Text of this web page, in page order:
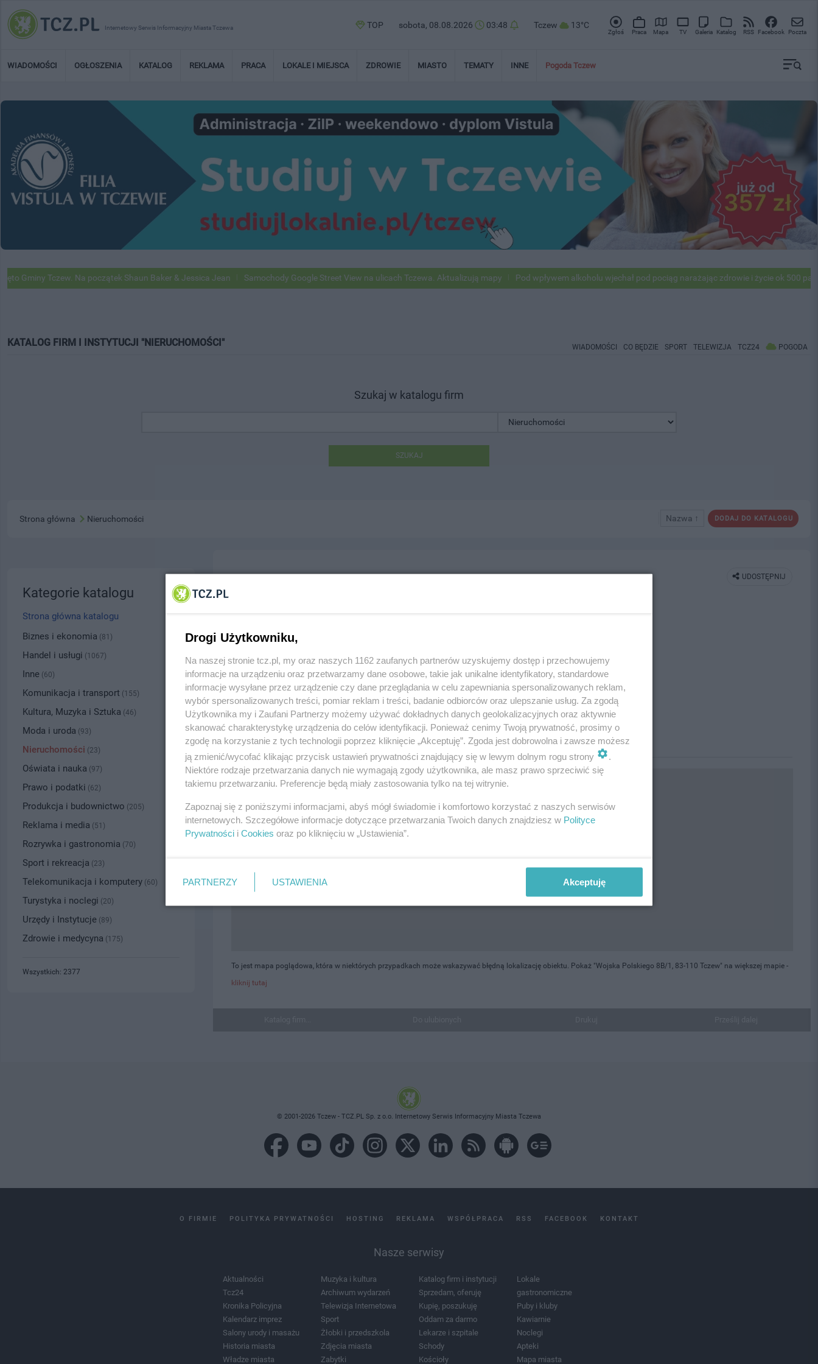
Internetowy Serwis Informacyjny Miasta Tczewa TOP sobota, 08.08.2026 03:48 Tczew 13°C
Zgłoś Praca Mapa TV Galeria Katalog RSS Facebook Poczta
WIADOMOŚCI OGŁOSZENIA KATALOG REKLAMA PRACA LOKALE I MIEJSCA ZDROWIE MIASTO TEMATY INNE Pogoda Tczew
Tczew. Na początek Shaun Baker & Jessica Jean Samochody Google Street View na ulicach Tczewa. Aktualizują mapy Pod wpływem alkoholu wjechał pod pociąg narażając zdrowie i życie ok 500
KATALOG FIRM I INSTYTUCJI "NIERUCHOMOŚCI" WIADOMOŚCI CO BĘDZIE SPORT TELEWIZJA TCZ24 POGODA
Szukaj w katalogu firm
SZUKAJ
DODAJ DO KATALOGU
Nazwa ↑
Strona główna Nieruchomości
UDOSTĘPNIJ
5320750
Kategoria: Nieruchomości
Numer wpisu 1108, wyświetleń: 1981
PRZYBLIŻONA LOKALIZACJA NA MAPIE
To jest mapa poglądowa, która w niektórych przypadkach może wskazywać błędną lokalizację obiektu. Pokaż "Wojska Polskiego 8B/1, 83-110 Tczew" na większej mapie -
kliknij tutaj
Kategorie katalogu
Strona główna katalogu
Biznes i ekonomia (81)
Handel i usługi (1067)
Inne (60)
Komunikacja i transport (155)
Kultura, Muzyka i Sztuka (46)
Moda i uroda (93)
Nieruchomości (23)
Oświata i nauka (97)
Prawo i podatki (62)
Produkcja i budownictwo (205)
Reklama i media (51)
Rozrywka i gastronomia (70)
Sport i rekreacja (23)
Telekomunikacja i komputery (60)
Turystyka i noclegi (20)
Urzędy i Instytucje (89)
Zdrowie i medycyna (175)
Wszystkich: 2377
© 2001-2026 Tczew - TCZ.PL Sp. z o.o. Internetowy Serwis Informacyjny Miasta Tczewa
O FIRMIE POLITYKA PRYWATNOŚCI HOSTING REKLAMA WSPÓŁPRACA RSS FACEBOOK KONTAKT
Nasze serwisy
Aktualności
Tcz24
Kronika Policyjna
Kalendarz imprez
Salony urody i masażu
Historia miasta
Władze miasta
Muzyka i kultura
Archiwum wydarzeń
Telewizja Internetowa
Sport
Żłobki i przedszkola
Zdjęcia miasta
Zabytki
Katalog firm i instytucji
Sprzedam, oferuję
Kupię, poszukuję
Oddam za darmo
Lekarze i szpitale
Schody
Kościoły
Lokale
gastronomiczne
Puby i kluby
Kawiarnie
Noclegi
Apteki
Mapa miasta
Drogi Użytkowniku,
Na naszej stronie tcz.pl, my oraz naszych 1162 zaufanych partnerów uzyskujemy dostęp i przechowujemy
informacje na urządzeniu oraz przetwarzamy dane osobowe, takie jak unikalne identyfikatory, standardowe
informacje wysyłane przez urządzenie czy dane przeglądania w celu zapewniania spersonalizowanych reklam,
wybór spersonalizowanych treści, pomiar reklam i treści, badanie odbiorców oraz ulepszanie usług. Za zgodą
Użytkownika my i Zaufani Partnerzy możemy używać dokładnych danych geolokalizacyjnych oraz aktywnie
skanować charakterystykę urządzenia do celów identyfikacji. Ponieważ cenimy Twoją prywatność, prosimy o
zgodę na korzystanie z tych technologii poprzez kliknięcie „Akceptuję”. Zgoda jest dobrowolna i zawsze możesz
ją zmienić/wycofać klikając przycisk ustawień prywatności znajdujący się w lewym dolnym rogu strony
.
Niektóre rodzaje przetwarzania danych nie wymagają zgody użytkownika, ale masz prawo sprzeciwić się
takiemu przetwarzaniu. Preferencje będą miały zastosowania tylko na tej witrynie.
Zapoznaj się z poniższymi informacjami, abyś mógł świadomie i komfortowo korzystać z naszych serwisów
internetowych. Szczegółowe informacje dotyczące przetwarzania Twoich danych znajdziesz w Polityce
Prywatności i Cookies oraz po kliknięciu w „Ustawienia”.
PARTNERZY USTAWIENIA Akceptuję